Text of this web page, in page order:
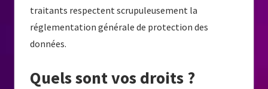
traitants respectent scrupuleusement la
réglementation générale de protection des
données.
Quels sont vos droits ?